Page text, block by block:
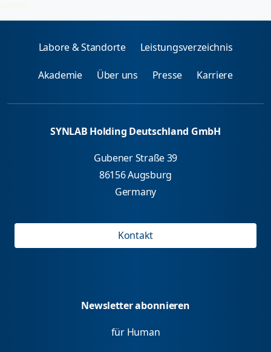
2026-08-07
Labore & Standorte Leistungsverzeichnis
Akademie Über uns Presse Karriere
SYNLAB Holding Deutschland GmbH
Gubener Straße 39
86156 Augsburg
Germany
Kontakt
Newsletter abonnieren
für Human